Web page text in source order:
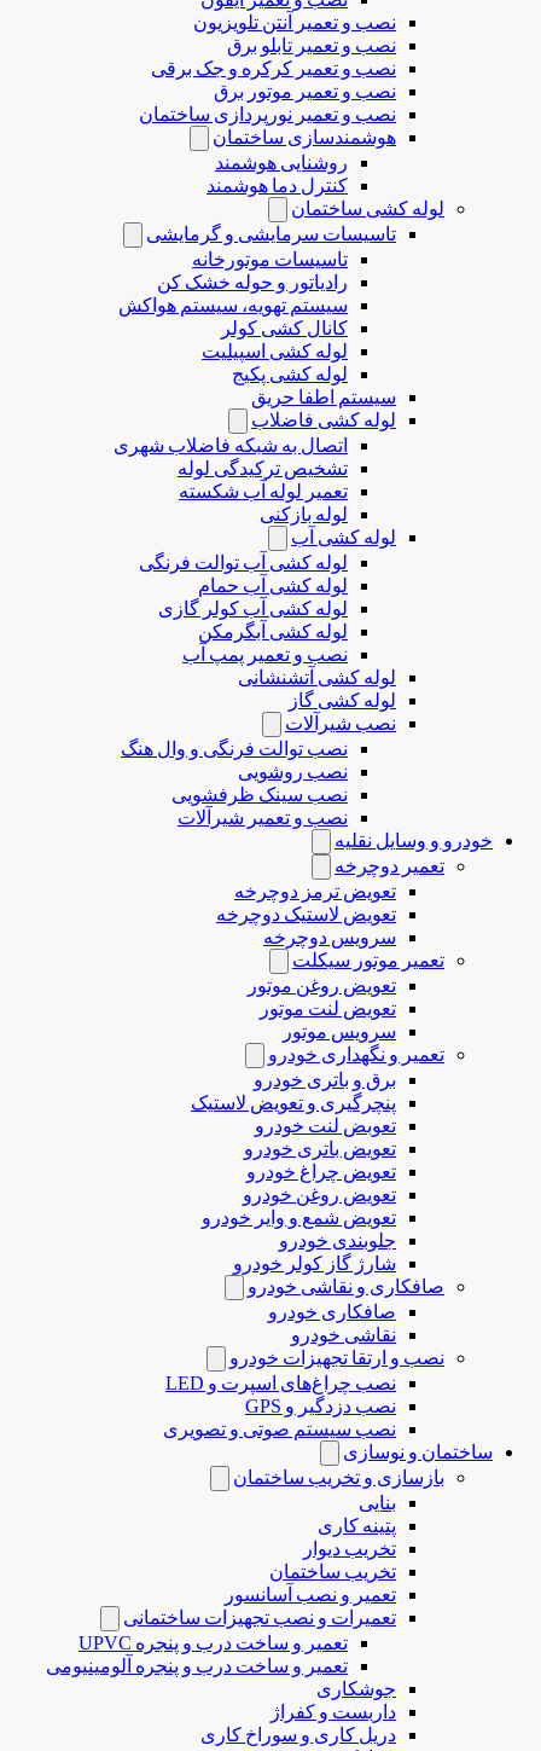
نصب و تعمیر آنتن تلویزیون
نصب و تعمیر تابلو برق
نصب و تعمیر کرکره و جک برقی
نصب و تعمیر موتور برق
نصب و تعمیر نورپردازی ساختمان
هوشمندسازی ساختمان
روشنایی هوشمند
کنترل دما هوشمند
لوله کشی ساختمان
تاسیسات سرمایشی و گرمایشی
تاسیسات موتورخانه
رادیاتور و حوله خشک کن
سیستم تهویه، سیستم هواکش
کانال کشی کولر
لوله کشی اسپیلیت
لوله کشی پکیج
سیستم اطفا حریق
لوله كشی فاضلاب
اتصال به شبکه فاضلاب شهری
تشخیص ترکیدگی لوله
تعمیر لوله آب شکسته
لوله بازکنی
لوله کشی آب
لوله کشی آب توالت فرنگی
لوله کشی آب حمام
لوله کشی آب کولر گازی
لوله کشی آبگرمکن
نصب و تعمیر پمپ آب
لوله کشی آتشنشانی
لوله کشی گاز
نصب شیرآلات
نصب توالت فرنگی و وال هنگ
نصب روشویی
نصب سینک ظرفشویی
نصب و تعمیر شیرآلات
خودرو و وسایل نقلیه
تعمیر دوچرخه
تعویض ترمز دوچرخه
تعویض لاستیک دوچرخه
سرویس دوچرخه
تعمیر موتور سیکلت
تعویض روغن موتور
تعویض لنت موتور
سرویس موتور
تعمیر و نگهداری خودرو
برق و باتری خودرو
پنچرگیری و تعویض لاستیک
تعوبض لنت خودرو
تعویض باتری خودرو
تعویض چراغ خودرو
تعویض روغن خودرو
تعویض شمع و وایر خودرو
جلوبندی خودرو
شارژ گاز کولر خودرو
صافکاری و نقاشی خودرو
صافکاری خودرو
نقاشی خودرو
نصب و ارتقا تجهیزات خودرو
نصب چراغ‌های اسپرت و LED
نصب دزدگیر و GPS
نصب سیستم صوتی و تصویری
ساختمان و نوسازی
بازسازی و تخریب ساختمان
بنایی
پتینه کاری
تخریب دیوار
تخریب ساختمان
تعمیر و نصب آسانسور
تعمیرات و نصب تجهیزات ساختمانی
تعمیر و ساخت درب و پنجره UPVC
تعمیر و ساخت درب و پنجره آلومینیومی
جوشکاری
داربست و کفراژ
دریل کاری و سوراخ کاری